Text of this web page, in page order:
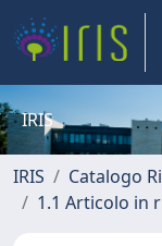
IRIS
IRIS Catalogo
1.1 Articolo in